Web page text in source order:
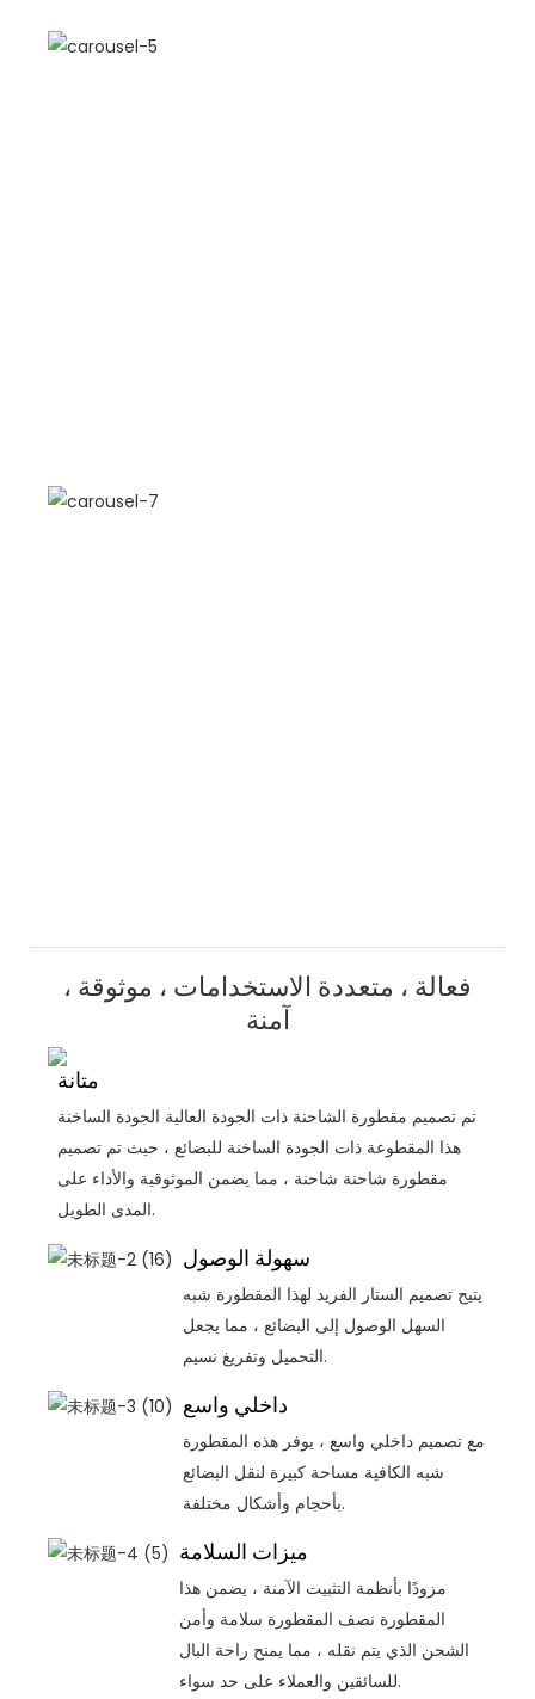
فعالة ، متعددة الاستخدامات ، موثوقة ،
آمنة
متانة
تم تصميم مقطورة الشاحنة ذات الجودة العالية الجودة الساخنة
هذا المقطوعة ذات الجودة الساخنة للبضائع ، حيث تم تصميم
مقطورة شاحنة شاحنة ، مما يضمن الموثوقية والأداء على
المدى الطويل.
سهولة الوصول
يتيح تصميم الستار الفريد لهذا المقطورة شبه
السهل الوصول إلى البضائع ، مما يجعل
التحميل وتفريغ نسيم.
داخلي واسع
مع تصميم داخلي واسع ، يوفر هذه المقطورة
شبه الكافية مساحة كبيرة لنقل البضائع
بأحجام وأشكال مختلفة.
ميزات السلامة
مزودًا بأنظمة التثبيت الآمنة ، يضمن هذا
المقطورة نصف المقطورة سلامة وأمن
الشحن الذي يتم نقله ، مما يمنح راحة البال
للسائقين والعملاء على حد سواء.